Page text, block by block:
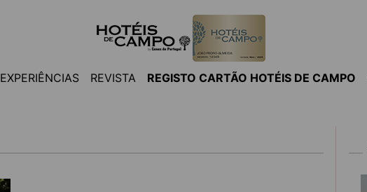
EXPERIÊNCIAS REVISTA REGISTO CARTÃO HOTÉIS DE CAMPO